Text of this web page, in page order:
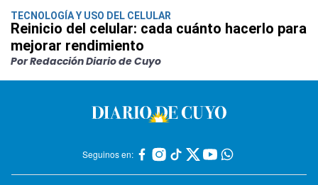
TECNOLOGÍA Y USO DEL CELULAR
Reinicio del celular: cada cuánto hacerlo para
mejorar rendimiento
Por Redacción Diario de Cuyo
Seguinos en: